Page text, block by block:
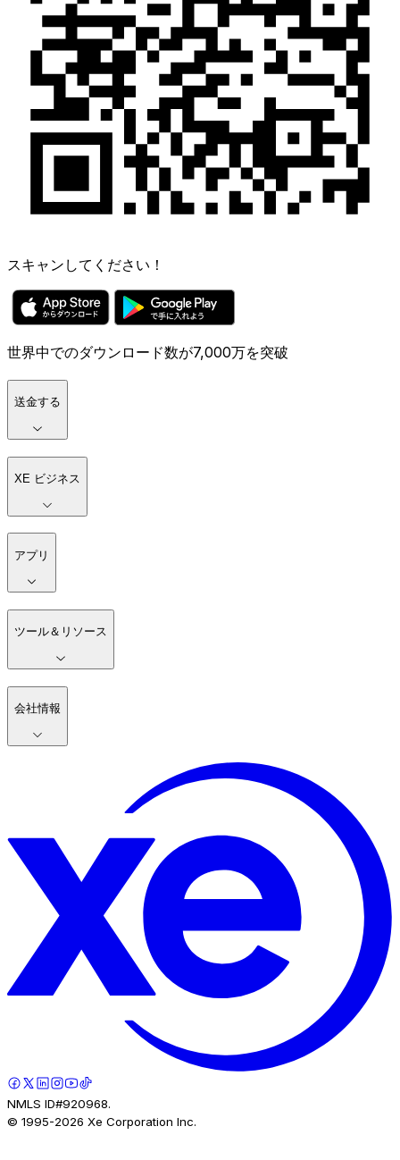
スキャンしてください！
世界中でのダウンロード数が7,000万を突破
送金する
XE ビジネス
アプリ
ツール＆リソース
会社情報
NMLS ID#920968.
© 1995-2026 Xe Corporation Inc.